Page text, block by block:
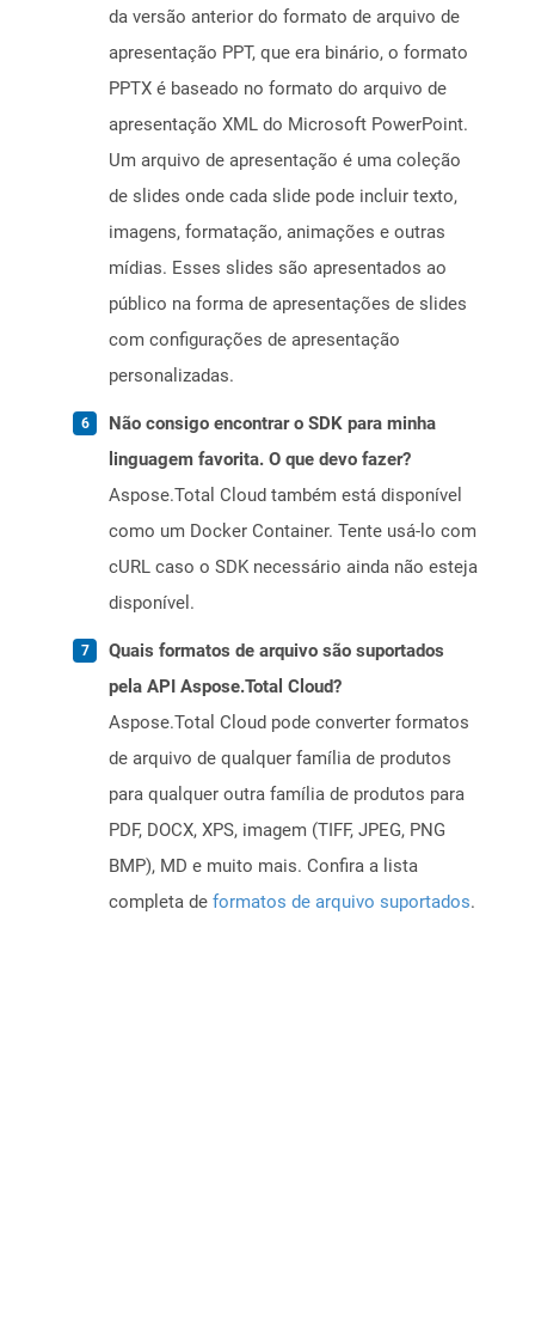
da versão anterior do formato de arquivo de
apresentação PPT, que era binário, o formato
PPTX é baseado no formato do arquivo de
apresentação XML do Microsoft PowerPoint.
Um arquivo de apresentação é uma coleção
de slides onde cada slide pode incluir texto,
imagens, formatação, animações e outras
mídias. Esses slides são apresentados ao
público na forma de apresentações de slides
com configurações de apresentação
personalizadas.
Não consigo encontrar o SDK para minha
linguagem favorita. O que devo fazer?
Aspose.Total Cloud também está disponível
como um Docker Container. Tente usá-lo com
cURL caso o SDK necessário ainda não esteja
disponível.
Quais formatos de arquivo são suportados
pela API Aspose.Total Cloud?
Aspose.Total Cloud pode converter formatos
de arquivo de qualquer família de produtos
para qualquer outra família de produtos para
PDF, DOCX, XPS, imagem (TIFF, JPEG, PNG
BMP), MD e muito mais. Confira a lista
completa de formatos de arquivo suportados.